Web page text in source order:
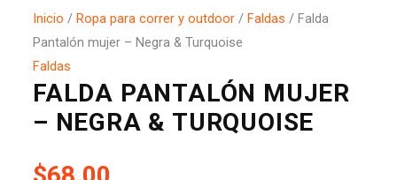
Inicio /Ropa para correr y outdoor /Faldas / Falda
Pantalón mujer – Negra & Turquoise
Faldas
FALDA PANTALÓN MUJER
– NEGRA & TURQUOISE